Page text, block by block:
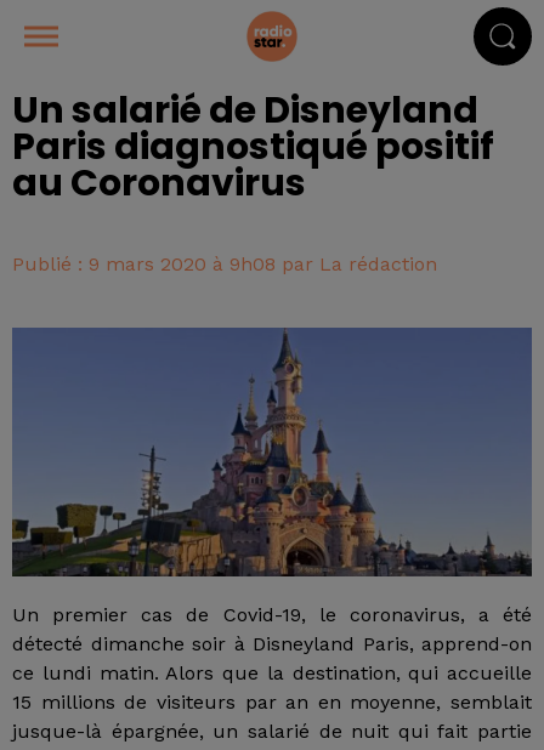
Un salarié de Disneyland
Paris diagnostiqué positif
au Coronavirus
Publié : 9 mars 2020 à 9h08 par La rédaction
Un premier cas de Covid-19, le coronavirus, a été
détecté dimanche soir à Disneyland Paris, apprend-on
ce lundi matin. Alors que la destination, qui accueille
15 millions de visiteurs par an en moyenne, semblait
jusque-là épargnée, un salarié de nuit qui fait partie